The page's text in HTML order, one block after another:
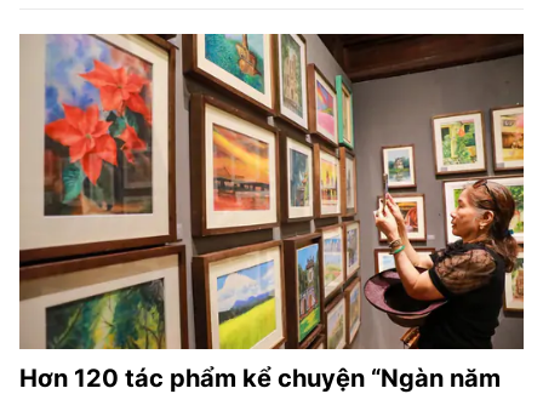
Hơn 120 tác phẩm kể chuyện “Ngàn năm